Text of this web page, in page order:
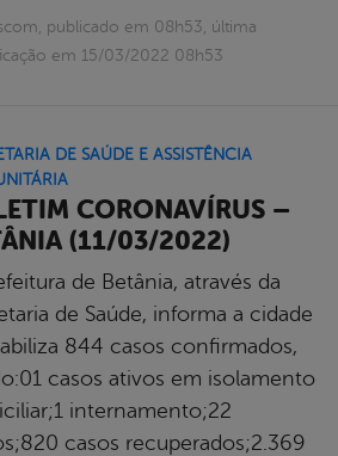
publicado em 08h53, última
em 15/03/2022 08h53
DE SAÚDE E ASSISTÊNCIA
CORONAVÍRUS –
(11/03/2022)
de Betânia, através da
de Saúde, informa a cidade
844 casos confirmados,
casos ativos em isolamento
internamento;22
casos recuperados;2.369